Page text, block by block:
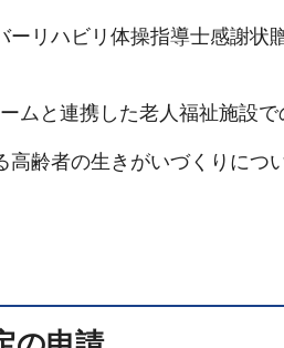
ーリハビリ体操指導士感謝状
ムと連携した老人福祉施設で
高齢者の生きがいづくりにつ